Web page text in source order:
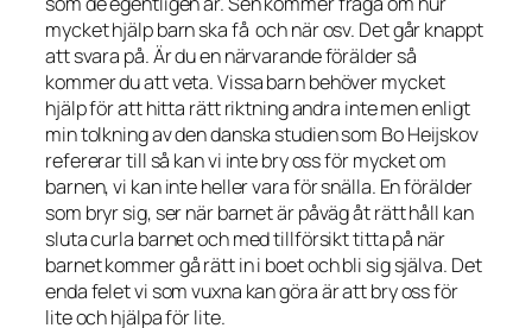
mycket hjälp barn ska få och när osv. Det går knappt
att svara på. Är du en närvarande förälder så
kommer du att veta. Vissa barn behöver mycket
hjälp för att hitta rätt riktning andra inte men enligt
min tolkning av den danska studien som Bo Heijskov
refererar till så kan vi inte bry oss för mycket om
barnen, vi kan inte heller vara för snälla. En förälder
som bryr sig, ser när barnet är påväg åt rätt håll kan
sluta curla barnet och med tillförsikt titta på när
barnet kommer gå rätt in i boet och bli sig själva. Det
enda felet vi som vuxna kan göra är att bry oss för
lite och hjälpa för lite.